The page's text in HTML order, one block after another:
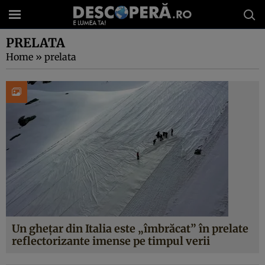
PRELATA
Home » prelata
Un gheţar din Italia este „îmbrăcat” în prelate
reflectorizante imense pe timpul verii